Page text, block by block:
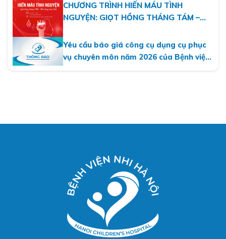
CHƯƠNG TRÌNH HIẾN MÁU TÌNH
NGUYỆN: GIỌT HỒNG THÁNG TÁM –
Yêu cầu báo giá công cụ dụng cụ phục
vụ chuyên môn năm 2026 của Bệnh viện